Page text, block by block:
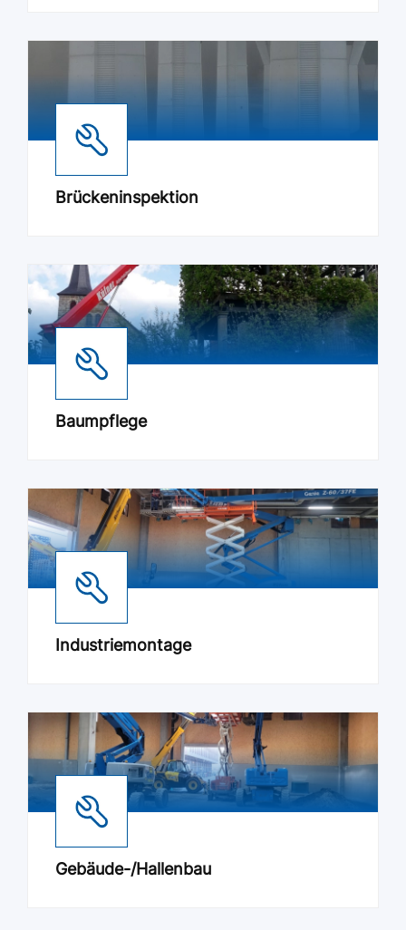
Brückeninspektion
Baumpflege
Industriemontage
Gebäude-/Hallenbau